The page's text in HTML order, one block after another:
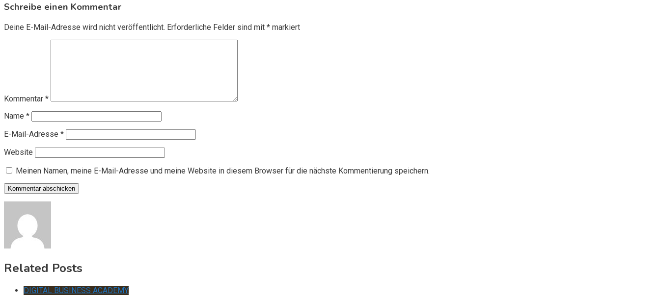
Schreibe einen Kommentar
Deine E-Mail-Adresse wird nicht veröffentlicht. Erforderliche Felder sind mit * markiert
Kommentar *
Name *
E-Mail-Adresse *
Website
Meinen Namen, meine E-Mail-Adresse und meine Website in diesem Browser für die nächste Kommentierung speichern.
Related Posts
DIGITAL BUSINESS ACADEMY